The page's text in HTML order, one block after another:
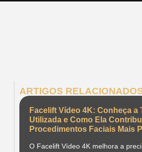
ARTIGOS
Facelift Vídeo 4K: Conheça a
Utilizada e Como Ela
Procedimentos Faciais Mais
O Facelift Vídeo 4K melhora a